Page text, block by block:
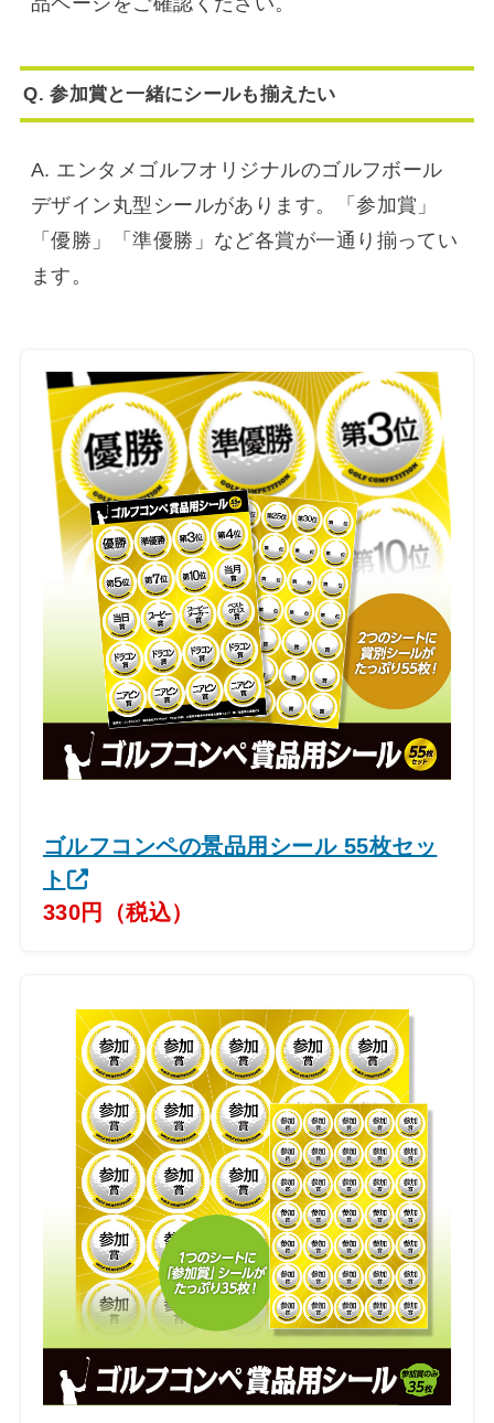
Q. 参加賞と一緒にシールも揃えたい
A. エンタメゴルフオリジナルのゴルフボール
デザイン丸型シールがあります。「参加賞」
「優勝」「準優勝」など各賞が一通り揃ってい
ます。
ゴルフコンペの景品用シール 55枚セッ
ト
330円（税込）